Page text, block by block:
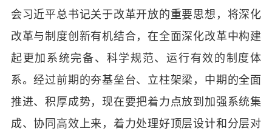
会习近平总书记关于改革开放的重要思想，将深化
改革与制度创新有机结合，在全面深化改革中构建
起更加系统完备、科学规范、运行有效的制度体
系。经过前期的夯基垒台、立柱架梁，中期的全面
推进、积厚成势，现在要把着力点放到加强系统集
成、协同高效上来，着力处理好顶层设计和分层对